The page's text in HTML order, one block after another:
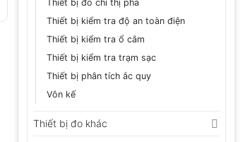
Thiết bị đo chỉ thị pha
Thiết bị kiểm tra độ an toàn điện
Thiết bị kiểm tra ổ cắm
Thiết bị kiểm tra trạm sạc
Thiết bị phân tích ắc quy
Vôn kế
Thiết bị đo khác